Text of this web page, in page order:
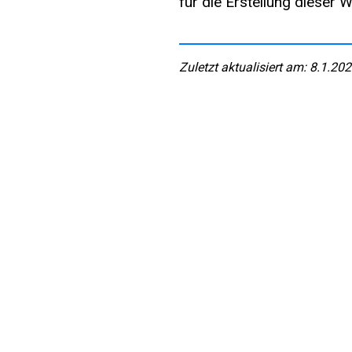
Zuletzt aktualisiert am: